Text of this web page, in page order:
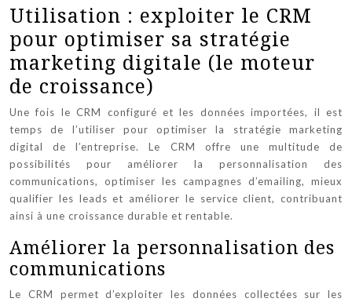
Utilisation : exploiter le CRM
pour optimiser sa stratégie
marketing digitale (le moteur
de croissance)
Une fois le CRM configuré et les données importées, il est
temps de l’utiliser pour optimiser la stratégie marketing
digital de l’entreprise. Le CRM offre une multitude de
possibilités pour améliorer la personnalisation des
communications, optimiser les campagnes d’emailing, mieux
qualifier les leads et améliorer le service client, contribuant
ainsi à une croissance durable et rentable.
Améliorer la personnalisation des
communications
Le CRM permet d’exploiter les données collectées sur les